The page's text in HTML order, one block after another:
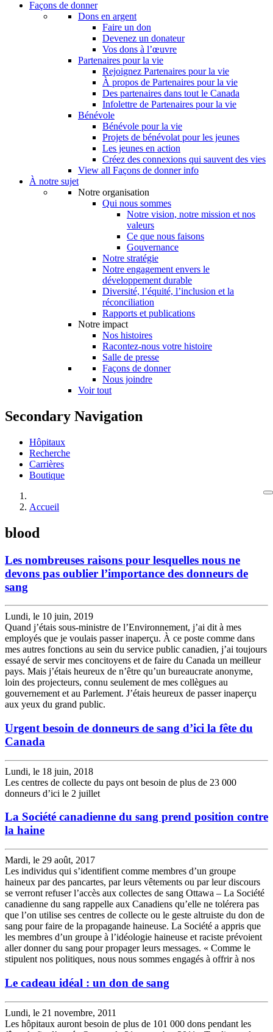
Façons de donner
Dons en argent
Faire un don
Devenez un donateur
Vos dons à l’œuvre
Partenaires pour la vie
Rejoignez Partenaires pour la vie
À propos de Partenaires pour la vie
Des partenaires dans tout le Canada
Infolettre de Partenaires pour la vie
Bénévole
Bénévole pour la vie
Projets de bénévolat pour les jeunes
Les jeunes en action
Créez des connexions qui sauvent des vies
View all Façons de donner info
À notre sujet
Notre organisation
Qui nous sommes
Notre vision, notre mission et nos
valeurs
Ce que nous faisons
Gouvernance
Notre stratégie
Notre engagement envers le
développement durable
Diversité, l’équité, l’inclusion et la
réconciliation
Rapports et publications
Notre impact
Nos histoires
Racontez-nous votre histoire
Salle de presse
Façons de donner
Nous joindre
Voir tout
Secondary Navigation
Hôpitaux
Recherche
Carrières
Boutique
Accueil
blood
Les nombreuses raisons pour lesquelles nous ne
devons pas oublier l’importance des donneurs de
sang
Lundi, le 10 juin, 2019
Quand j’étais sous-ministre de l’Environnement, j’ai dit à mes
employés que je voulais passer inaperçu. À ce poste comme dans
mes autres fonctions au sein du service public canadien, j’ai toujours
essayé de servir mes concitoyens et de faire du Canada un meilleur
pays. Mais j’étais heureux de n’être qu’un bureaucrate anonyme,
loin des projecteurs, connu seulement de mes collègues au
gouvernement et au Parlement. J’étais heureux de passer inaperçu
aux yeux du grand public.
Urgent besoin de donneurs de sang d’ici la fête du
Canada
Lundi, le 18 juin, 2018
Les centres de collecte du pays ont besoin de plus de 23 000
donneurs d’ici le 2 juillet
La Société canadienne du sang prend position contre
la haine
Mardi, le 29 août, 2017
Les individus qui s’identifient comme membres d’un groupe
haineux par des pancartes, par leurs vêtements ou par leur discours
se verront refuser l’accès aux collectes de sang Ottawa – La Société
canadienne du sang rappelle aux Canadiens qu’elle ne tolérera pas
que l’on utilise ses centres de collecte ou le geste altruiste du don de
sang pour faire de la propagande haineuse. La Société a appris que
les membres d’un groupe à l’idéologie haineuse et raciste prévoient
aller donner du sang pour propager leurs messages. « Comme le
stipulent nos politiques, nous nous sommes engagés à offrir à nos
Le cadeau idéal : un don de sang
Lundi, le 21 novembre, 2011
Les hôpitaux auront besoin de plus de 101 000 dons pendant les